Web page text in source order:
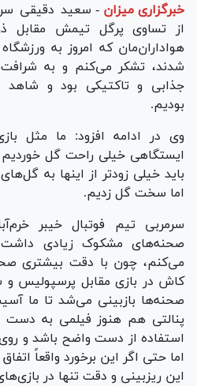
خبرگزاری میزان - سعید دقیقی
از تساوی پرگل تیمش مقابل
هواداران‌مان که امروز به
شدند، تشکر می‌کنم و به
جذابی و تاکتیکی بود و شاهد
بودیم.
وی در ادامه افزود: ما مثل
ایستگاهی خیلی راحت گل
باید خیلی زودتر از اینها به
اما سخت گل زدیم.
سرمربی تیم فوتبال خیبر
می‌کنم، چون با دقت بیشتری
کاش در بازی مقابل پرسپولیس
صحنه‌ها بازبینی می‌شد تا ما
پنالتی هم هنوز فیلمی به
استفاده از دست واضح باشد و
اما حتی اگر این برخورد واقعاً
این ریزبینی و دقت تنها در